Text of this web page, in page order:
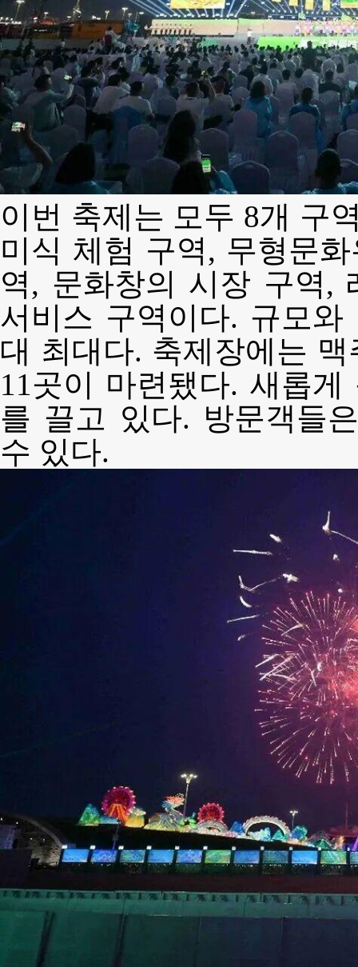
이번 축제는 모두 8개 구
미식 체험 구역, 무형문
역, 문화창의 시장 구역,
서비스 구역이다. 규모
대 최대다. 축제장에는
11곳이 마련됐다. 새롭
를 끌고 있다. 방문객들
수 있다.